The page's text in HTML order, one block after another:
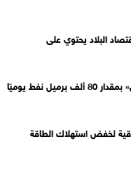
البلاد يحتوي على
انخفاض إنتاج «أوبك بلس» بمقدار 80 ألف برميل نفط يوميًا
لخفض استهلاك الطاقة